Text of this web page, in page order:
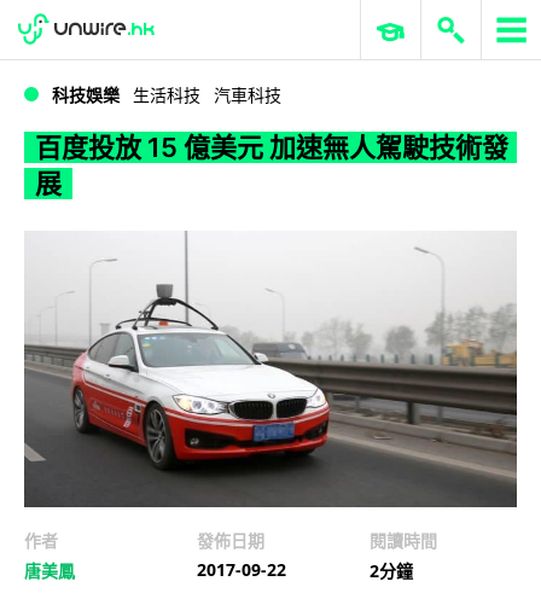
百度投放 15 億美元 加速無人駕駛技術發展
WWDC 2026 ERP 與商業 AI
科技娛樂 生活科技 汽車科技
百度投放 15 億美元 加速無人駕駛技術發
展
作者
唐美鳳
發佈日期
2017-09-22
閱讀時間
2分鐘